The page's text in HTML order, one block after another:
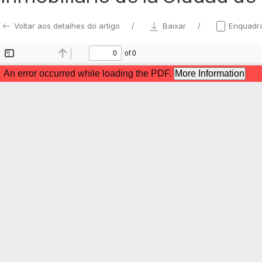
Voltar aos detalhes do artigo Baixar